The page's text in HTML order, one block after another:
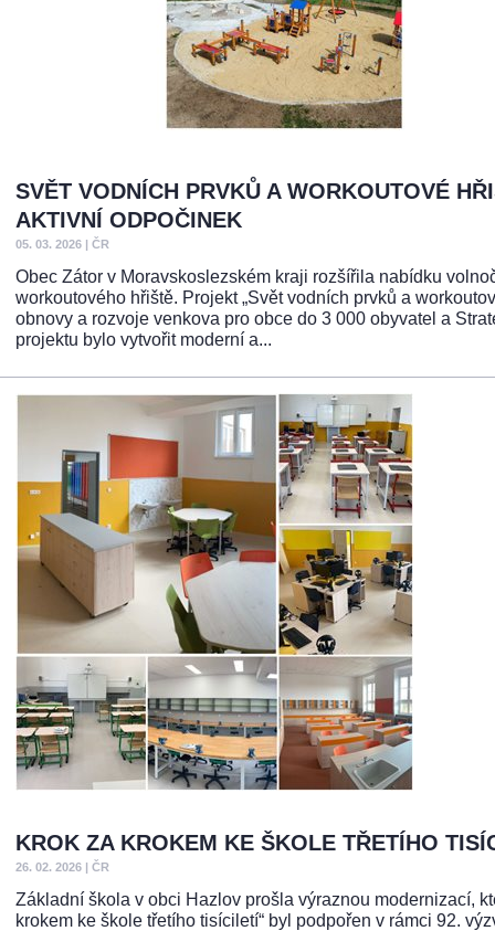
SVĚT VODNÍCH PRVKŮ A WORKOUTOVÉ
AKTIVNÍ ODPOČINEK
05. 03. 2026 | ČR
Obec Zátor v Moravskoslezském kraji rozšířila nabídku
workoutového hřiště. Projekt „Svět vodních prvků a
obnovy a rozvoje venkova pro obce do 3 000 obyvatel a
projektu bylo vytvořit moderní a...
KROK ZA KROKEM KE ŠKOLE TŘETÍHO
26. 02. 2026 | ČR
Základní škola v obci Hazlov prošla výraznou modernizací,
krokem ke škole třetího tisíciletí“ byl podpořen v rámci 92.